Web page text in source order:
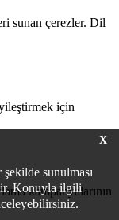
X
sunulması
Konuyla ilgili
sunan çerezler. Dil
için
kampanyalarının